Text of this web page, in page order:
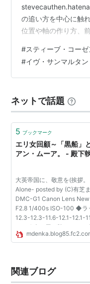
の追い方を中心に触
位置や軸の作り方、
似ています。そして
追い出してからも、
突き刺さっているか
に馬を全力疾走させ
行うことができます
#スティーブ・コーゼ
#イヴ・サンマルタン
ネットで話題
5 ブックマーク
エリ女回顧～「黒船」
アン・ムーア。 - 殿下
大英帝国に、敬意を(挨拶
Alone- posted by (C)有芝ま
DMC-G1 Canon Lens
F2.8 1/400s ISO-100 ◆ラ
12.3-12.3-11.6-12.1-12.1-
11.8 欧米の馬が勝つレー
以降でも*ファルブラヴや
関連ブログ